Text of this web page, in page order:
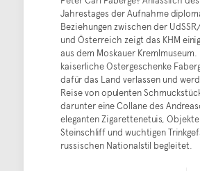
Jahrestages der Aufnahme
Beziehungen zwischen der
und Österreich zeigt das KHM
aus dem Moskauer Kremlmuseum.
kaiserliche Ostergeschenke
dafür das Land verlassen und
Reise von opulenten
darunter eine Collane des
eleganten Zigarettenetuis,
Steinschliff und wuchtigen
russischen Nationalstil begleitet.